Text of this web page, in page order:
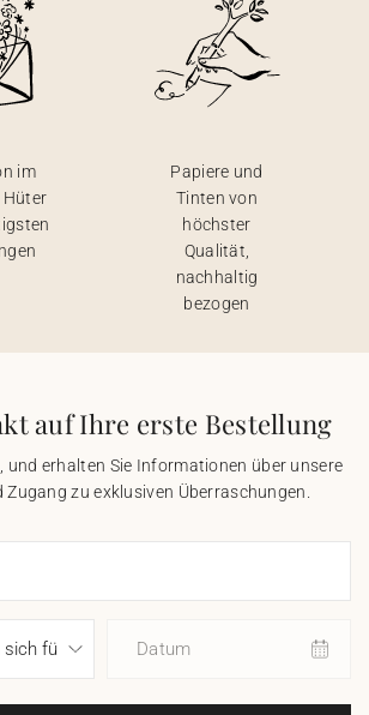
im
Hüter
Papiere und
Tinten von
höchster
Qualität,
nachhaltig
bezogen
auf Ihre erste Bestellung
und erhalten Sie Informationen über unsere
Zugang zu exklusiven Überraschungen.
Datum